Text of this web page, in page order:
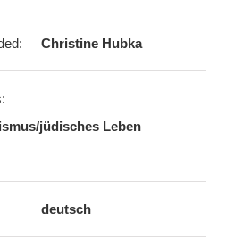
Christine Hubka
jüdisches Leben
deutsch